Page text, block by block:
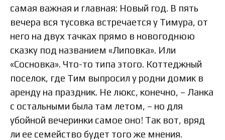
самая важная и главная: Новый год. В пять
вечера вся тусовка встречается у Тимура, от
него на двух тачках прямо в новогоднюю
сказку под названием «Липовка». Или
«Сосновка». Что-то типа этого. Коттеджный
поселок, где Тим выпросил у родни домик в
аренду на праздник. Не люкс, конечно, – Ланка
с остальными была там летом, – но для
убойной вечеринки самое оно! Так вот, вряд
ли ее семейство будет того же мнения.